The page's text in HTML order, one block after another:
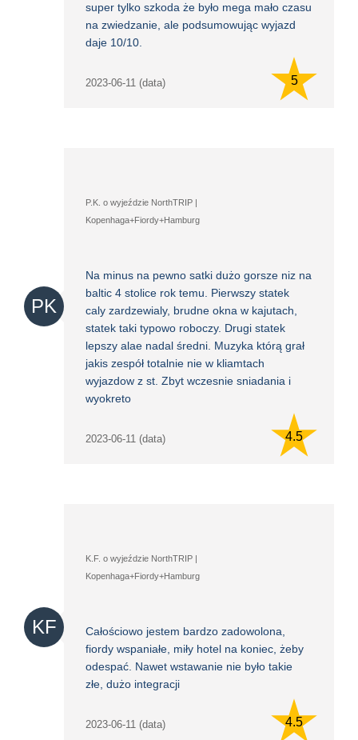
super tylko szkoda że było mega mało czasu
na zwiedzanie, ale podsumowując wyjazd
daje 10/10.
2023-06-11 (data) 5
PK
P.K. o wyjeździe NorthTRIP |
Kopenhaga+Fiordy+Hamburg
Na minus na pewno satki dużo gorsze niz na
baltic 4 stolice rok temu. Pierwszy statek
caly zardzewialy, brudne okna w kajutach,
statek taki typowo roboczy. Drugi statek
lepszy alae nadal średni. Muzyka którą grał
jakis zespół totalnie nie w kliamtach
wyjazdow z st. Zbyt wczesnie sniadania i
wyokreto
2023-06-11 (data) 4.5
KF
K.F. o wyjeździe NorthTRIP |
Kopenhaga+Fiordy+Hamburg
Całościowo jestem bardzo zadowolona,
fiordy wspaniałe, miły hotel na koniec, żeby
odespać. Nawet wstawanie nie było takie
złe, dużo integracji
2023-06-11 (data) 4.5